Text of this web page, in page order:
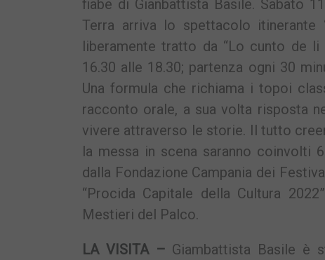
fiabe di Gianbattista Basile. Sabato
Terra arriva lo spettacolo itinerante
liberamente tratto da “Lo cunto de li
16.30 alle 18.30; partenza ogni 30
Una formula che richiama i topoi
racconto orale, a sua volta risposta
vivere attraverso le storie. Il tutto
la messa in scena saranno
dalla Fondazione Campania dei
“Procida Capitale della Cultura
Mestieri del Palco.
LA VISITA – Giambattista Basile è